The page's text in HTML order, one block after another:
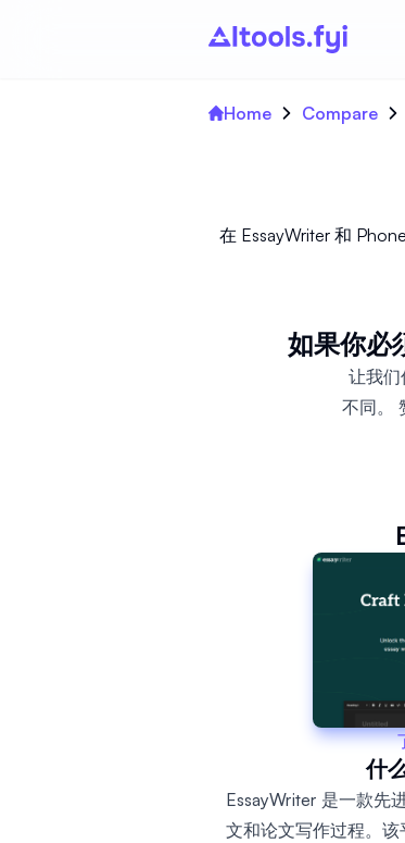
Home Compare
在 EssayWriter 和
如果你必
让我们
不同。
什
EssayWriter 是一款先
文和论文写作过程。该